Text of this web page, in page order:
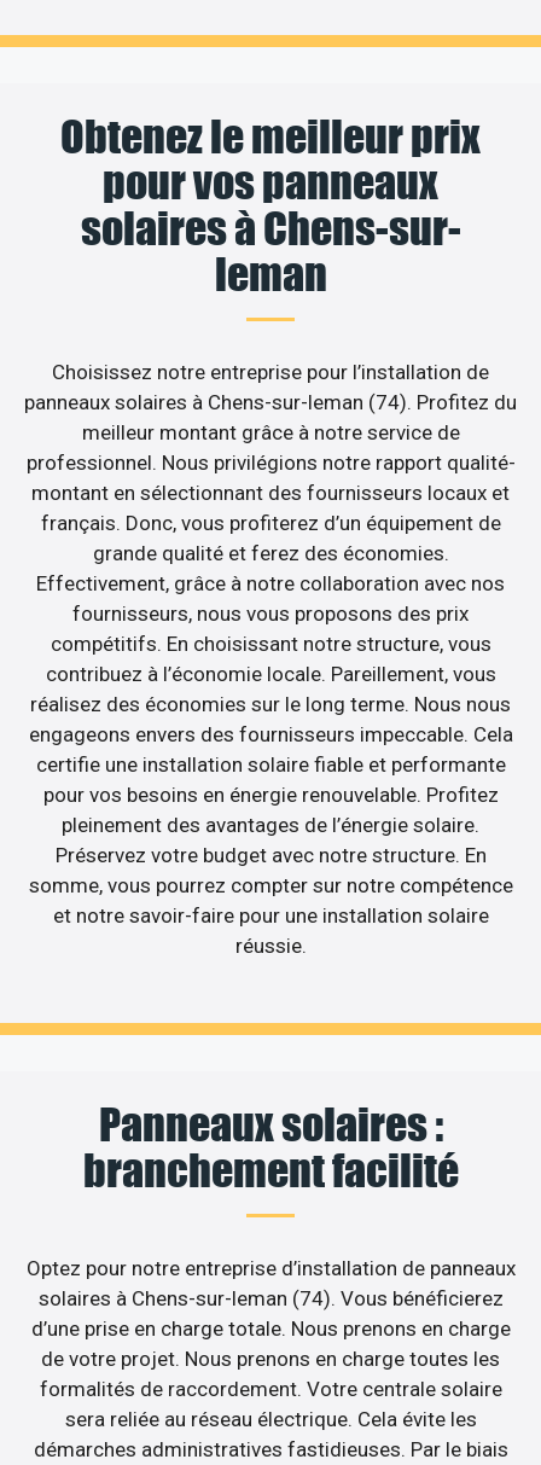
Obtenez le meilleur prix
pour vos panneaux
solaires à Chens-sur-
leman
Choisissez notre entreprise pour l’installation de
panneaux solaires à Chens-sur-leman (74). Profitez du
meilleur montant grâce à notre service de
professionnel. Nous privilégions notre rapport qualité-
montant en sélectionnant des fournisseurs locaux et
français. Donc, vous profiterez d’un équipement de
grande qualité et ferez des économies.
Effectivement, grâce à notre collaboration avec nos
fournisseurs, nous vous proposons des prix
compétitifs. En choisissant notre structure, vous
contribuez à l’économie locale. Pareillement, vous
réalisez des économies sur le long terme. Nous nous
engageons envers des fournisseurs impeccable. Cela
certifie une installation solaire fiable et performante
pour vos besoins en énergie renouvelable. Profitez
pleinement des avantages de l’énergie solaire.
Préservez votre budget avec notre structure. En
somme, vous pourrez compter sur notre compétence
et notre savoir-faire pour une installation solaire
réussie.
Panneaux solaires :
branchement facilité
Optez pour notre entreprise d’installation de panneaux
solaires à Chens-sur-leman (74). Vous bénéficierez
d’une prise en charge totale. Nous prenons en charge
de votre projet. Nous prenons en charge toutes les
formalités de raccordement. Votre centrale solaire
sera reliée au réseau électrique. Cela évite les
démarches administratives fastidieuses. Par le biais